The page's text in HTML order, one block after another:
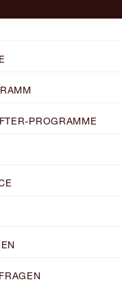
PROGRAMME